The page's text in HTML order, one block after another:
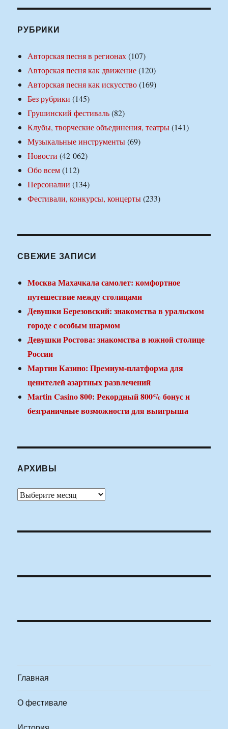
РУБРИКИ
Авторская песня в регионах(107)
Авторская песня как движение(120)
Авторская песня как искусство(169)
Без рубрики (145)
Грушинский фестиваль(82)
Клубы, творческие объединения, театры(141)
Музыкальные инструменты(69)
Новости (42 062)
Обо всем(112)
Персоналии (134)
Фестивали, конкурсы, концерты(233)
СВЕЖИЕ ЗАПИСИ
Москва Махачкала самолет: комфортное
путешествие между столицами
Девушки Березовский: знакомства в уральском
городе с особым шармом
Девушки Ростова: знакомства в южной столице
России
Мартин Казино: Премиум-платформа для
ценителей азартных развлечений
Martin Casino 800: Рекордный 800% бонус и
безграничные возможности для выигрыша
АРХИВЫ
Архивы
Главная
О фестивале